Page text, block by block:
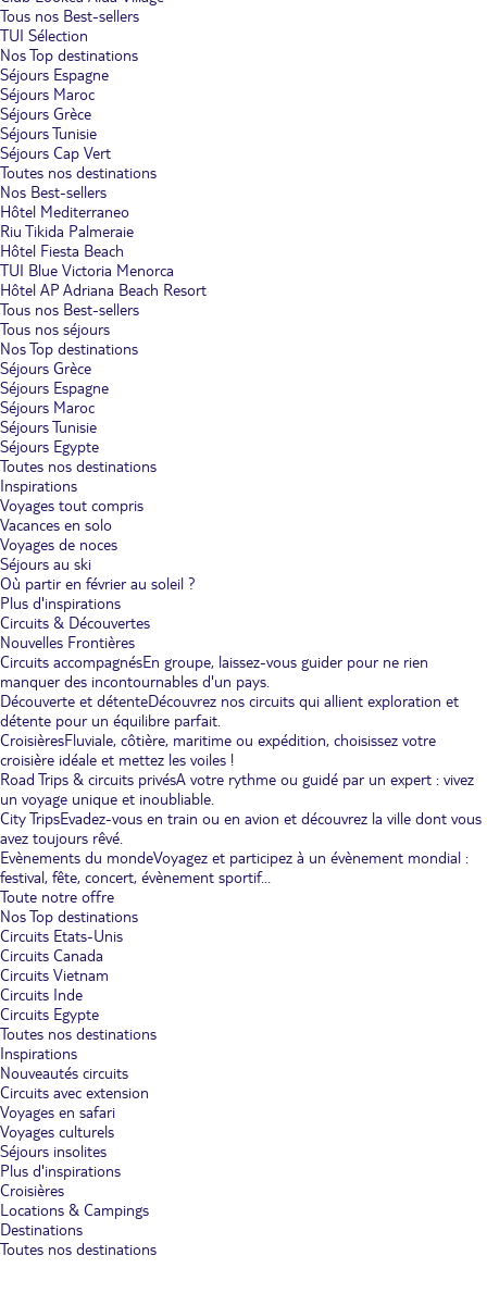
Tous nos Best-sellers
TUI Sélection
Nos Top destinations
Séjours Espagne
Séjours Maroc
Séjours Grèce
Séjours Tunisie
Séjours Cap Vert
Toutes nos destinations
Nos Best-sellers
Hôtel Mediterraneo
Riu Tikida Palmeraie
Hôtel Fiesta Beach
TUI Blue Victoria Menorca
Hôtel AP Adriana Beach Resort
Tous nos Best-sellers
Tous nos séjours
Nos Top destinations
Séjours Grèce
Séjours Espagne
Séjours Maroc
Séjours Tunisie
Séjours Egypte
Toutes nos destinations
Inspirations
Voyages tout compris
Vacances en solo
Voyages de noces
Séjours au ski
Où partir en février au soleil ?
Plus d'inspirations
Circuits & Découvertes
Nouvelles Frontières
Circuits accompagnésEn groupe, laissez-vous guider pour ne rien
manquer des incontournables d'un pays.
Découverte et détenteDécouvrez nos circuits qui allient exploration et
détente pour un équilibre parfait.
CroisièresFluviale, côtière, maritime ou expédition, choisissez votre
croisière idéale et mettez les voiles !
Road Trips & circuits privésA votre rythme ou guidé par un expert : vivez
un voyage unique et inoubliable.
City TripsEvadez-vous en train ou en avion et découvrez la ville dont vous
avez toujours rêvé.
Evènements du mondeVoyagez et participez à un évènement mondial :
festival, fête, concert, évènement sportif...
Toute notre offre
Nos Top destinations
Circuits Etats-Unis
Circuits Canada
Circuits Vietnam
Circuits Inde
Circuits Egypte
Toutes nos destinations
Inspirations
Nouveautés circuits
Circuits avec extension
Voyages en safari
Voyages culturels
Séjours insolites
Plus d'inspirations
Croisières
Locations & Campings
Destinations
Toutes nos destinations